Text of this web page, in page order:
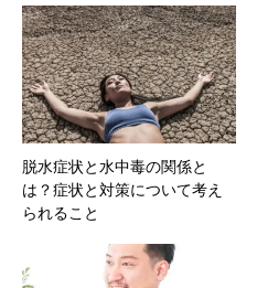
脱水症状と水中毒の関係と
は？症状と対策について考え
られること